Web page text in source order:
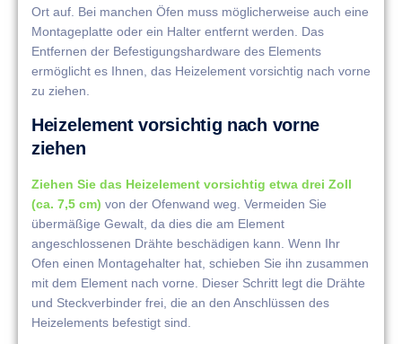
Ort auf. Bei manchen Öfen muss möglicherweise auch eine
Montageplatte oder ein Halter entfernt werden. Das
Entfernen der Befestigungshardware des Elements
ermöglicht es Ihnen, das Heizelement vorsichtig nach vorne
zu ziehen.
Heizelement vorsichtig nach vorne
ziehen
Ziehen Sie das Heizelement vorsichtig etwa drei Zoll
(ca. 7,5 cm) von der Ofenwand weg. Vermeiden Sie
übermäßige Gewalt, da dies die am Element
angeschlossenen Drähte beschädigen kann. Wenn Ihr
Ofen einen Montagehalter hat, schieben Sie ihn zusammen
mit dem Element nach vorne. Dieser Schritt legt die Drähte
und Steckverbinder frei, die an den Anschlüssen des
Heizelements befestigt sind.